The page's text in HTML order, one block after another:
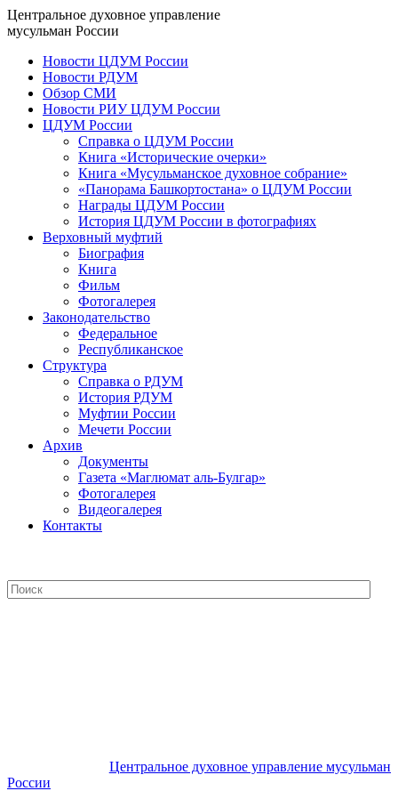
Центральное духовное управление
мусульман России
Новости ЦДУМ России
Новости РДУМ
Обзор СМИ
Новости РИУ ЦДУМ России
ЦДУМ России
Справка о ЦДУМ России
Книга «Исторические очерки»
Книга «Мусульманское духовное собрание»
«Панорама Башкортостана» о ЦДУМ России
Награды ЦДУМ России
История ЦДУМ России в фотографиях
Верховный муфтий
Биография
Книга
Фильм
Фотогалерея
Законодательство
Федеральное
Республиканское
Структура
Справка о РДУМ
История РДУМ
Муфтии России
Мечети России
Архив
Документы
Газета «Маглюмат аль-Булгар»
Фотогалерея
Видеогалерея
Контакты
Центральное духовное управление мусульман
России